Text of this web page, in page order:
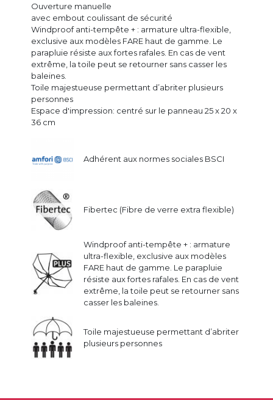
Ouverture manuelle
avec embout coulissant de sécurité
Windproof anti-tempête + : armature ultra-flexible,
exclusive aux modèles FARE haut de gamme. Le
parapluie résiste aux fortes rafales. En cas de vent
extrême, la toile peut se retourner sans casser les
baleines.
Toile majestueuse permettant d’abriter plusieurs
personnes
Espace d'impression: centré sur le panneau 25 x 20 x
36 cm
Adhérent aux normes sociales BSCI
Fibertec (Fibre de verre extra flexible)
Windproof anti-tempête + : armature
ultra-flexible, exclusive aux modèles
FARE haut de gamme. Le parapluie
résiste aux fortes rafales. En cas de vent
extrême, la toile peut se retourner sans
casser les baleines.
Toile majestueuse permettant d’abriter
plusieurs personnes